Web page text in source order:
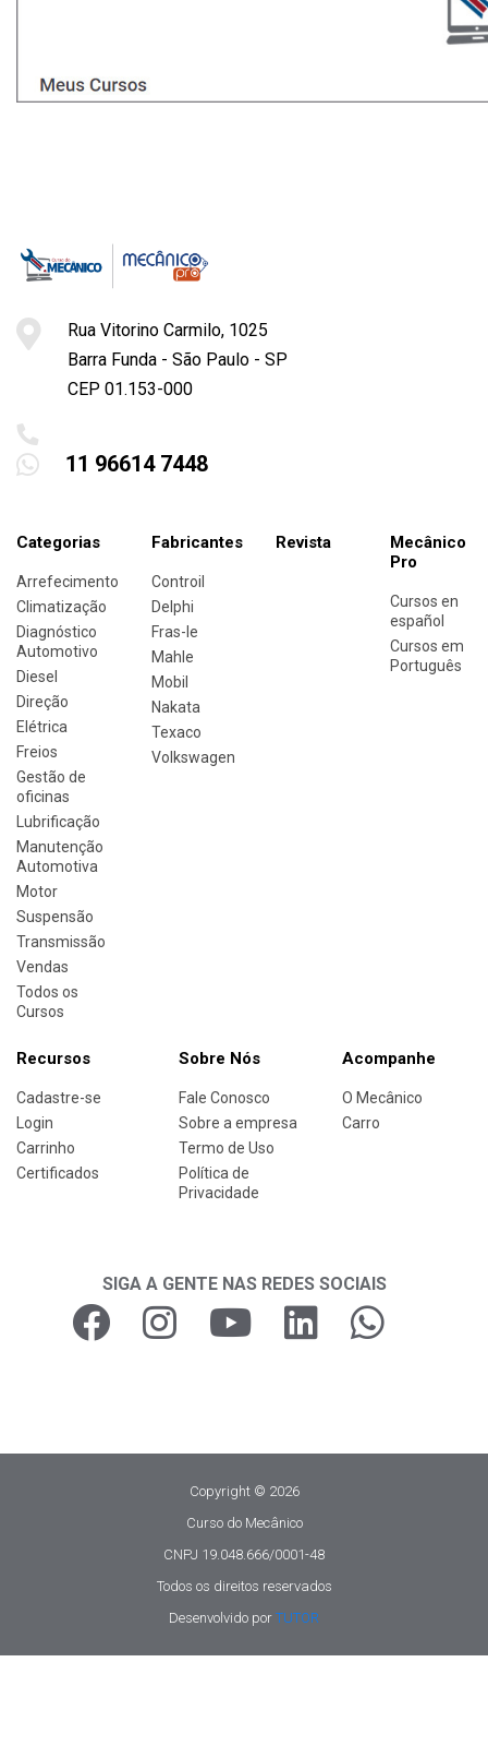
Rua Vitorino Carmilo, 1025
Barra Funda - São Paulo - SP
CEP 01.153-000
11 96614 7448
Categorias
Arrefecimento
Climatização
Diagnóstico
Automotivo
Diesel
Direção
Elétrica
Freios
Gestão de
oficinas
Lubrificação
Manutenção
Automotiva
Motor
Suspensão
Transmissão
Vendas
Todos os
Cursos
Fabricantes
Controil
Delphi
Fras-le
Mahle
Mobil
Nakata
Texaco
Volkswagen
Revista
Mecânico
Pro
Cursos en
español
Cursos em
Português
Recursos
Cadastre-se
Login
Carrinho
Certificados
Sobre Nós
Fale Conosco
Sobre a empresa
Termo de Uso
Política de
Privacidade
Acompanhe
O Mecânico
Carro
SIGA A GENTE NAS REDES SOCIAIS
Copyright © 2026
Curso do Mecânico
CNPJ 19.048.666/0001-48
Todos os direitos reservados
Desenvolvido por TUTOR